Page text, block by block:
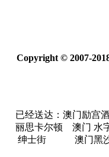
Copyright © 2007-
已经送达：澳门励
丽思卡尔顿 澳门
绅士街 澳门黑沙